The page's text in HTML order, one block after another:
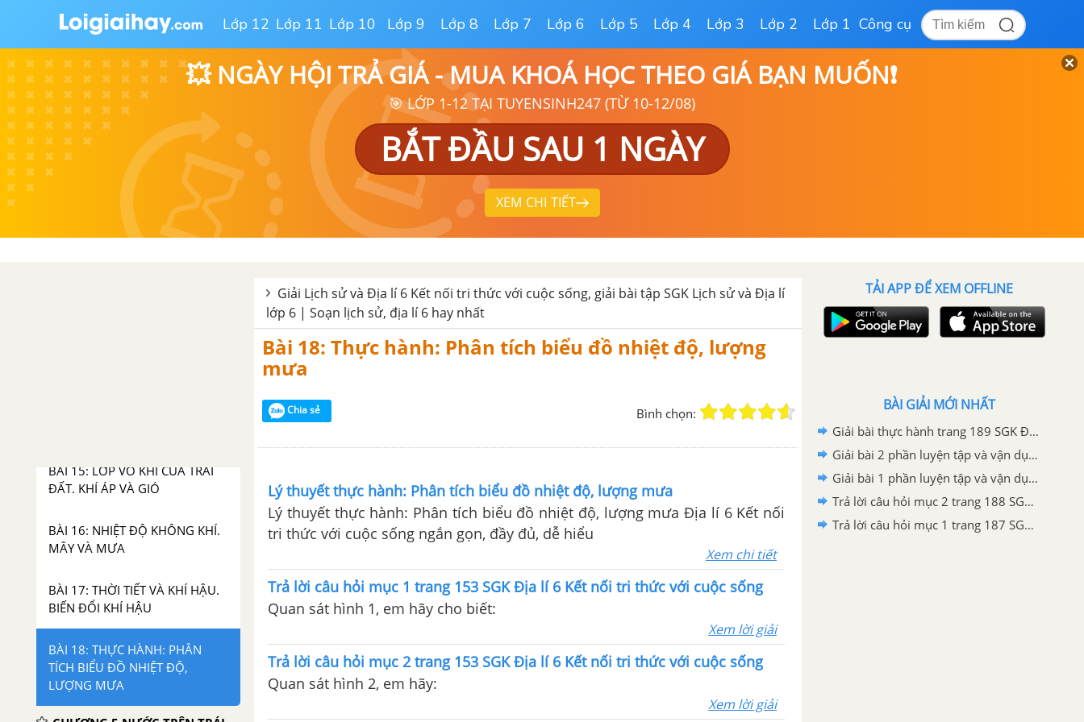
Lớp 12 Lớp 11 Lớp 10 Lớp 9 Lớp 8 Lớp 7 Lớp 6 Lớp 5 Lớp 4 Lớp 3 Lớp 2 Lớp 1 Công cụ
💥 NGÀY HỘI TRẢ GIÁ - MUA KHOÁ HỌC THEO GIÁ BẠN MUỐN❗
🎯 LỚP 1-12 TẠI TUYENSINH247 (TỪ 10-12/08)
BẮT ĐẦU SAU 1 NGÀY
XEM CHI TIẾT
CHƯƠNG 3 CẤU TẠO CỦA
TRÁI ĐẤT. VỎ TRÁI ĐẤT
BÀI 10. CẤU TẠO CỦA TRÁI ĐẤT
BÀI 11. QUÁ TRÌNH NỘI SINH
VÀ QUÁ TRÌNH NGOẠI SINH.
HIỆN TƯỢNG TẠO NÚI
BÀI 12: NÚI LỬA VÀ ĐỘNG ĐÂT
BÀI 15: LỚP VỎ KHÍ CỦA TRÁI
ĐẤT. KHÍ ÁP VÀ GIÓ
BÀI 16: NHIỆT ĐỘ KHÔNG KHÍ.
MÂY VÀ MƯA
BÀI 17: THỜI TIẾT VÀ KHÍ HẬU.
BIẾN ĐỔI KHÍ HẬU
BÀI 18: THỰC HÀNH: PHÂN
TÍCH BIỂU ĐỒ NHIỆT ĐỘ,
LƯỢNG MƯA
Giải Lịch sử và Địa lí 6 Kết nối tri thức với cuộc sống, giải bài tập SGK Lịch sử và Địa lí
lớp 6 | Soạn lịch sử, địa lí 6 hay nhất
Bài 18: Thực hành: Phân tích biểu đồ nhiệt độ, lượng
mưa
Chia sẻ Bình chọn:
Lý thuyết thực hành: Phân tích biểu đồ nhiệt độ, lượng mưa
Lý thuyết thực hành: Phân tích biểu đồ nhiệt độ, lượng mưa Địa lí 6 Kết nối
tri thức với cuộc sống ngắn gọn, đầy đủ, dễ hiểu
Xem chi tiết
Trả lời câu hỏi mục 1 trang 153 SGK Địa lí 6 Kết nối tri thức với cuộc sống
Quan sát hình 1, em hãy cho biết:
Xem lời giải
Trả lời câu hỏi mục 2 trang 153 SGK Địa lí 6 Kết nối tri thức với cuộc sống
Quan sát hình 2, em hãy:
Xem lời giải
TẢI APP ĐỂ XEM OFFLINE
BÀI GIẢI MỚI NHẤT
Giải bài thực hành trang 189 SGK Địa lí 6 Kết nối tri thức với cuộc sống
Giải bài 2 phần luyện tập và vận dụng trang 188 SGK Địa lí 6 Kết nối tri thức với cuộc sống
Giải bài 1 phần luyện tập và vận dụng trang 188 SGK Địa lí 6 Kết nối tri thức với cuộc sống
Trả lời câu hỏi mục 2 trang 188 SGK Địa lí 6 Kết nối tri thức với cuộc sống
Trả lời câu hỏi mục 1 trang 187 SGK Địa lí 6 Kết nối tri thức với cuộc sống